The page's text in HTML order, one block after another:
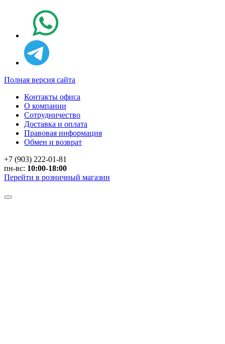
Полная версия сайта
Контакты офиса
О компании
Сотрудничество
Доставка и оплата
Правовая информация
Обмен и возврат
+7 (903) 222-01-81
пн-вс: 10:00-18:00
Перейти в розничный магазин